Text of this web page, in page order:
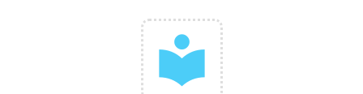
local_library